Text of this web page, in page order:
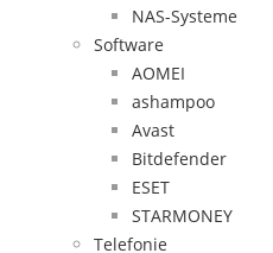
NAS-Systeme
Software
AOMEI
ashampoo
Avast
Bitdefender
ESET
STARMONEY
Telefonie